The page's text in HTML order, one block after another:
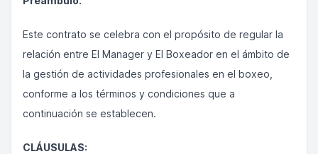
Este contrato se celebra con el propósito de regular la
relación entre El Manager y El Boxeador en el ámbito de
la gestión de actividades profesionales en el boxeo,
conforme a los términos y condiciones que a
continuación se establecen.
CLÁUSULAS: